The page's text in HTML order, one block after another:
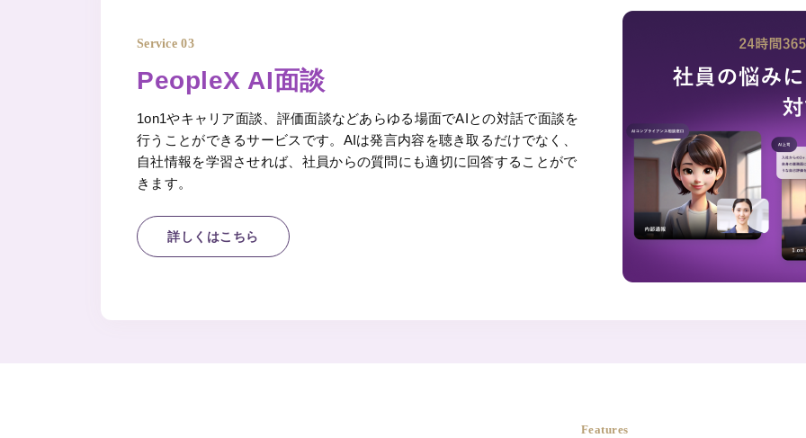
Service 03
PeopleX AI面談
1on1やキャリア面談、評価面談などあらゆる場面でAIとの対話で面談を
行うことができるサービスです。AIは発言内容を聴き取るだけでなく、
自社情報を学習させれば、社員からの質問にも適切に回答することがで
きます。
詳しくはこちら
Features